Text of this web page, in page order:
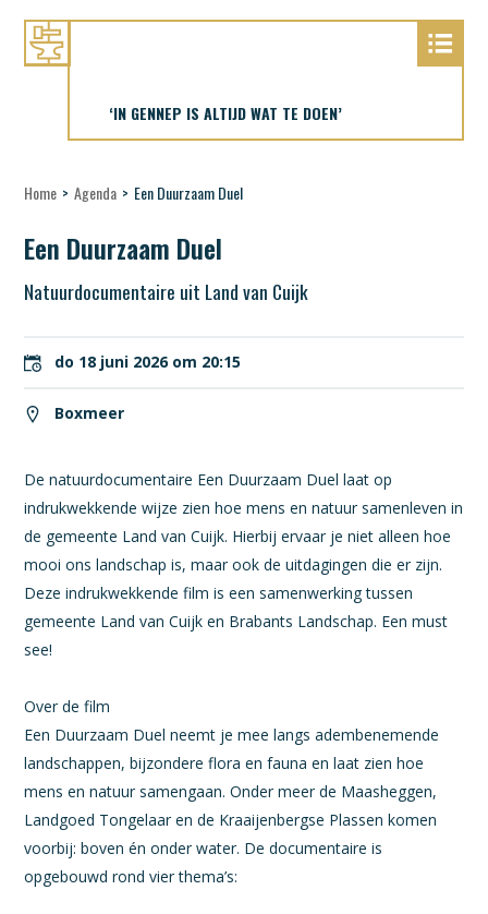
‘IN GENNEP IS ALTIJD WAT TE DOEN’
Home > Agenda > Een Duurzaam Duel
Een Duurzaam Duel
Natuurdocumentaire uit Land van Cuijk
do 18 juni 2026 om 20:15
Boxmeer
De natuurdocumentaire Een Duurzaam Duel laat op
indrukwekkende wijze zien hoe mens en natuur samenleven in
de gemeente Land van Cuijk. Hierbij ervaar je niet alleen hoe
mooi ons landschap is, maar ook de uitdagingen die er zijn.
Deze indrukwekkende film is een samenwerking tussen
gemeente Land van Cuijk en Brabants Landschap. Een must
see!
Over de film
Een Duurzaam Duel neemt je mee langs adembenemende
landschappen, bijzondere flora en fauna en laat zien hoe
mens en natuur samengaan. Onder meer de Maasheggen,
Landgoed Tongelaar en de Kraaijenbergse Plassen komen
voorbij: boven én onder water. De documentaire is
opgebouwd rond vier thema’s: